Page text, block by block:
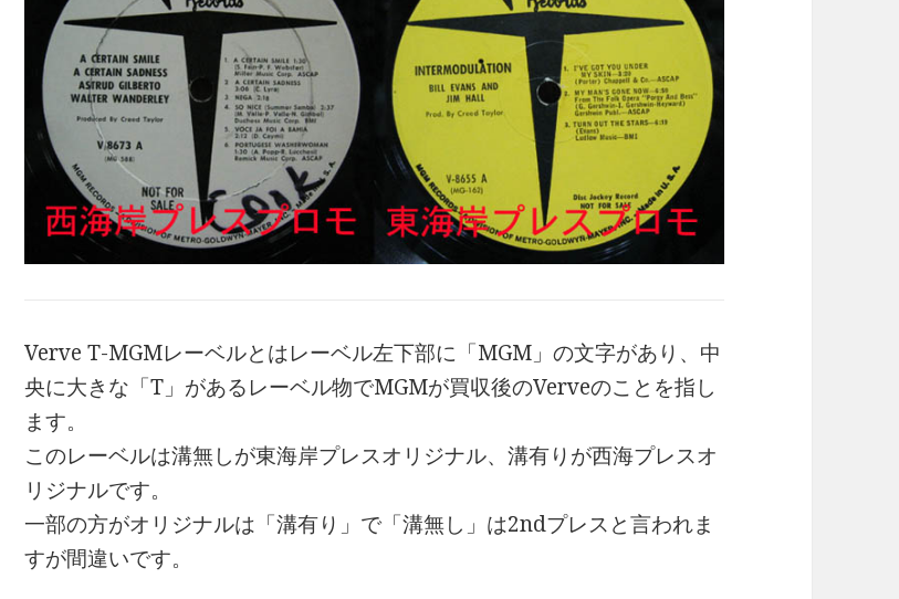
Verve T-MGMレーベルとはレーベル左下部に「MGM」の文字があり、中
央に大きな「T」があるレーベル物でMGMが買収後のVerveのことを指し
ます。
このレーベルは溝無しが東海岸プレスオリジナル、溝有りが西海プレスオ
リジナルです。
一部の方がオリジナルは「溝有り」で「溝無し」は2ndプレスと言われま
すが間違いです。